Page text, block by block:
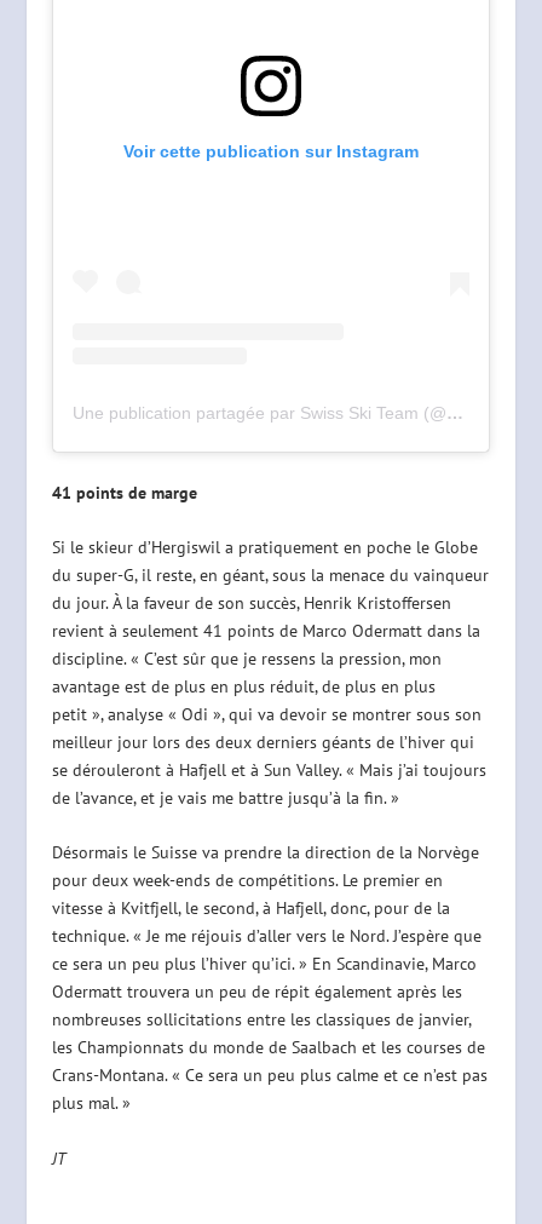
Voir cette publication sur Instagram
Une publication partagée par Swiss Ski Team (@swissskiteam)
41 points de marge
Si le skieur d’Hergiswil a pratiquement en poche le Globe
du super-G, il reste, en géant, sous la menace du vainqueur
du jour. À la faveur de son succès, Henrik Kristoffersen
revient à seulement 41 points de Marco Odermatt dans la
discipline. « C’est sûr que je ressens la pression, mon
avantage est de plus en plus réduit, de plus en plus
petit », analyse « Odi », qui va devoir se montrer sous son
meilleur jour lors des deux derniers géants de l’hiver qui
se dérouleront à Hafjell et à Sun Valley. « Mais j’ai toujours
de l’avance, et je vais me battre jusqu’à la fin. »
Désormais le Suisse va prendre la direction de la Norvège
pour deux week-ends de compétitions. Le premier en
vitesse à Kvitfjell, le second, à Hafjell, donc, pour de la
technique. « Je me réjouis d’aller vers le Nord. J’espère que
ce sera un peu plus l’hiver qu’ici. » En Scandinavie, Marco
Odermatt trouvera un peu de répit également après les
nombreuses sollicitations entre les classiques de janvier,
les Championnats du monde de Saalbach et les courses de
Crans-Montana. « Ce sera un peu plus calme et ce n’est pas
plus mal. »
JT